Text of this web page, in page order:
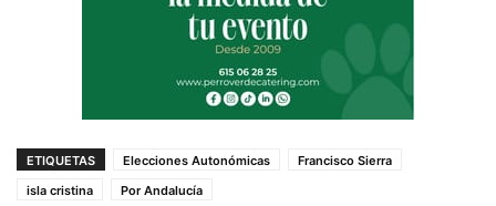
ETIQUETAS Elecciones Autonómicas
Francisco Sierra
isla cristina
Por Andalucía